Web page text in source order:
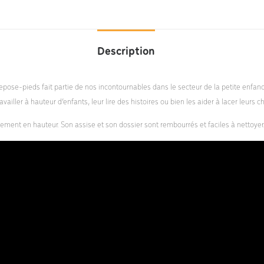
Description
pieds fait partie de nos incontournables dans le secteur de la petite
à hauteur d’enfants, leur lire des histoires ou bien les aider à lacer leurs
en hauteur. Son assise et son dossier sont rembourrés et faciles à nettoyer.